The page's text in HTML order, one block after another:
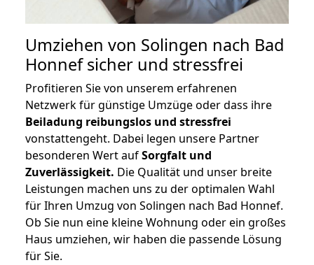
Umziehen von Solingen nach Bad
Honnefsicher und stressfrei
Profitieren Sie von unserem erfahrenen
Netzwerk für günstige Umzüge oder dass ihre
Beiladung reibungslos und stressfrei
vonstattengeht. Dabei legen unsere Partner
besonderen Wert aufSorgfalt und
Zuverlässigkeit. Die Qualität und unser breite
Leistungen machen uns zu der optimalen Wahl
für Ihren Umzug von Solingen nach Bad Honnef.
Ob Sie nun eine kleine Wohnung oder ein großes
Haus umziehen, wir haben die passende Lösung
für Sie.